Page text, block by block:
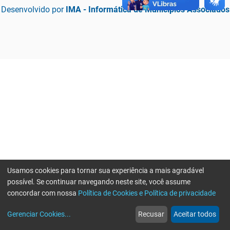
Desenvolvido por IMA - Informática de Municípios Associados
web
Notícias
more_horiz
Mais
Usamos cookies para tornar sua experiência a mais agradável
possível. Se continuar navegando neste site, você assume
concordar com nossa Política de Cookies e Política de privacidade
Gerenciar Cookies... Recusar Aceitar todos
Erro ao enviar informações, por favor tente novamente